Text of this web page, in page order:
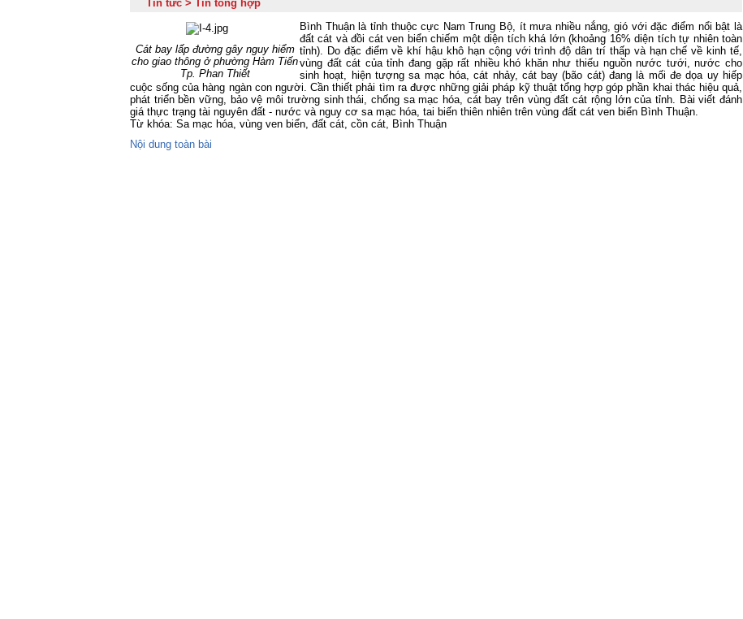
triển khai thực hiện Nghị quyết Hội nghị
lần thứ ba Ban Chấp hành Trung ương
Đảng khóa XIV
Viện Khoa học Thủy lợi miền Nam
tham gia Lễ dâng hương tưởng niệm
các Anh hùng liệt sĩ tại Công viên Lê
Thị Riêng
Chung một tấm lòng – Đồng hành cùng
Tin tức > Tin tổng hợp
Cát bay lấp đường gây nguy hiểm
cho giao thông ở phường Hàm Tiến
Tp. Phan Thiết
Bình Thuận là tỉnh thuộc cực Nam Trung Bộ, ít mưa nhiều nắng, gió với đặc điểm nổi bật là
đất cát và đồi cát ven biển chiếm một diện tích khá lớn (khoảng 16% diện tích tự nhiên toàn
tỉnh). Do đặc điểm về khí hậu khô hạn cộng với trình độ dân trí thấp và hạn chế về kinh tế,
vùng đất cát của tỉnh đang gặp rất nhiều khó khăn như thiếu nguồn nước tưới, nước cho
sinh hoạt, hiện tượng sa mạc hóa, cát nhảy, cát bay (bão cát) đang là mối đe dọa uy hiếp
cuộc sống của hàng ngàn con người. Cần thiết phải tìm ra được những giải pháp kỹ thuật tổng hợp góp phần khai thác hiệu quả,
phát triển bền vững, bảo vệ môi trường sinh thái, chống sa mạc hóa, cát bay trên vùng đất cát rộng lớn của tỉnh. Bài viết đánh
giá thực trạng tài nguyên đất - nước và nguy cơ sa mạc hóa, tai biến thiên nhiên trên vùng đất cát ven biển Bình Thuận.
Từ khóa: Sa mạc hóa, vùng ven biển, đất cát, cồn cát, Bình Thuận
Nội dung toàn bài